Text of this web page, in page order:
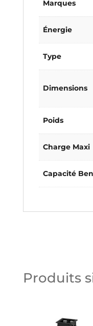
Marques
Énergie
Type
Dimensions
Poids
Charge Maxi
Capacité
Produits